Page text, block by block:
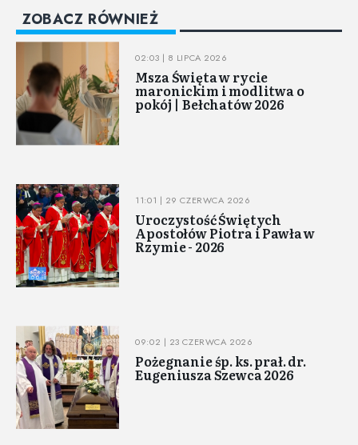
ZOBACZ RÓWNIEŻ
02:03 | 8 LIPCA 2026
Msza Święta w rycie
maronickim i modlitwa o
pokój | Bełchatów 2026
11:01 | 29 CZERWCA 2026
Uroczystość Świętych
Apostołów Piotra i Pawła w
Rzymie - 2026
09:02 | 23 CZERWCA 2026
Pożegnanie śp. ks. prał. dr.
Eugeniusza Szewca 2026